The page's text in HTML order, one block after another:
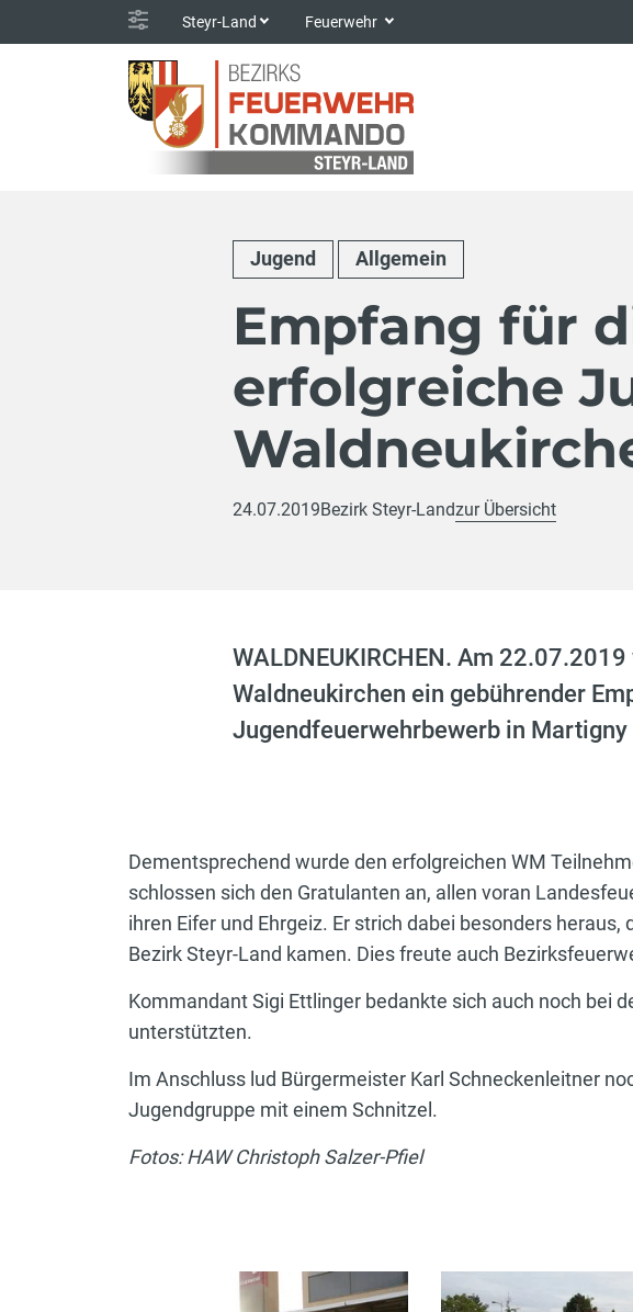
Steyr-Land Feuerwehr
Jugend Allgemein
Empfang für
erfolgreiche
24.07.2019Bezirk Steyr-Landzur Übersicht
WALDNEUKIRCHEN. Am
Waldneukirchen ein gebührender
Jugendfeuerwehrbewerb in
Dementsprechend wurde den erfolgreichen WM
schlossen sich den Gratulanten an, allen voran
ihren Eifer und Ehrgeiz. Er strich dabei besonders
Bezirk Steyr-Land kamen. Dies freute auch
Kommandant Sigi Ettlinger bedankte sich auch noch bei
unterstützten.
Im Anschluss lud Bürgermeister Karl Schneckenleitner
Jugendgruppe mit einem Schnitzel.
Fotos: HAW Christoph Salzer-Pfiel